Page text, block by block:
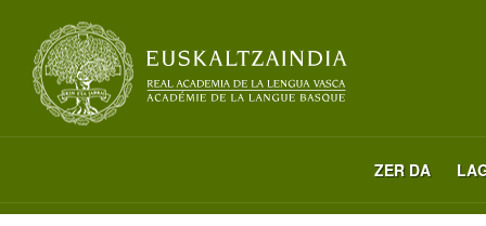
ZER DA